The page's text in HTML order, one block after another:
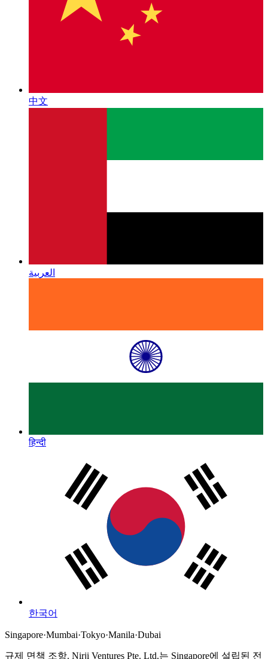
中文
العربية
हिन्दी
한국어
Singapore·Mumbai·Tokyo·Manila·Dubai
규제 면책 조항. Nirji Ventures Pte. Ltd.는 Singapore에 설립된 전